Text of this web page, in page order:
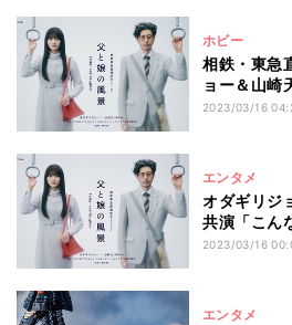
ホビー
相鉄・東急
ョー＆山崎
2023/03/16
エンタメ
オダギリジ
共演「こん
2023/03/16
エンタメ